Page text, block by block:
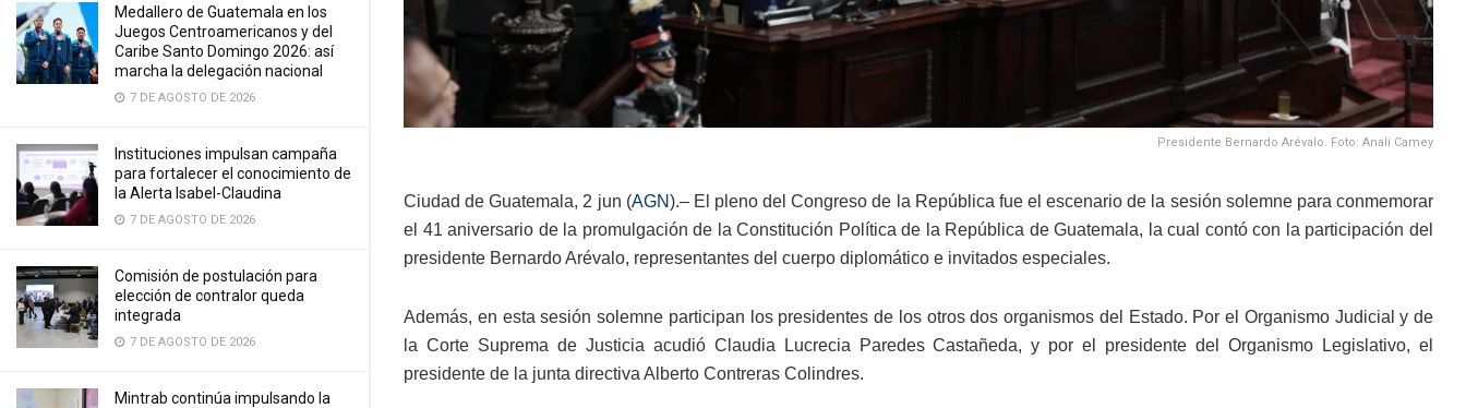
Medallero de Guatemala en los
Juegos Centroamericanos y del
Caribe Santo Domingo 2026: así
marcha la delegación nacional
7 DE AGOSTO DE 2026
Instituciones impulsan campaña
para fortalecer el conocimiento de
la Alerta Isabel-Claudina
7 DE AGOSTO DE 2026
Comisión de postulación para
elección de contralor queda
integrada
7 DE AGOSTO DE 2026
Mintrab continúa impulsando la
Presidente Bernardo Arévalo. Foto: Analí Camey
Ciudad de Guatemala, 2 jun (AGN).– El pleno del Congreso de la República fue el escenario de la sesión solemne para conmemorar
el 41 aniversario de la promulgación de la Constitución Política de la República de Guatemala, la cual contó con la participación del
presidente Bernardo Arévalo, representantes del cuerpo diplomático e invitados especiales.
Además, en esta sesión solemne participan los presidentes de los otros dos organismos del Estado. Por el Organismo Judicial y de
la Corte Suprema de Justicia acudió Claudia Lucrecia Paredes Castañeda, y por el presidente del Organismo Legislativo, el
presidente de la junta directiva Alberto Contreras Colindres.